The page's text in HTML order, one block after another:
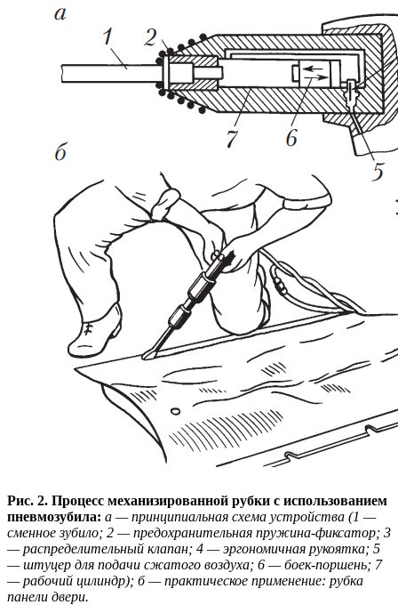
Рис. 2. Процесс механизированной рубки с использованием
пневмозубила: а — принципиальная схема устройства (1 —
сменное зубило; 2 — предохранительная пружина-фиксатор; 3
— распределительный клапан; 4 — эргономичная рукоятка; 5
— штуцер для подачи сжатого воздуха; 6 — боек-поршень; 7
— рабочий цилиндр); б — практическое применение: рубка
панели двери.